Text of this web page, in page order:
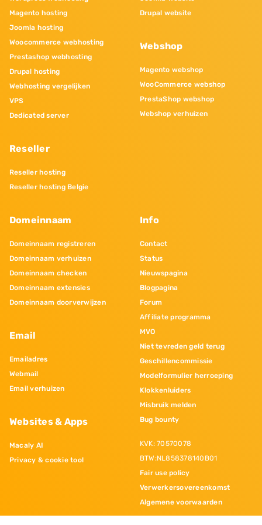
Magento hosting
Joomla hosting
Woocommerce webhosting
Prestashop webhosting
Drupal hosting
Webhosting vergelijken
VPS
Dedicated server
Reseller
Reseller hosting
Reseller hosting Belgie
Drupal website
Webshop
Magento webshop
WooCommerce webshop
PrestaShop webshop
Webshop verhuizen
Domeinnaam
Domeinnaam registreren
Domeinnaam verhuizen
Domeinnaam checken
Domeinnaam extensies
Domeinnaam doorverwijzen
Email
Emailadres
Webmail
Email verhuizen
Websites & Apps
Macaly AI
Privacy & cookie tool
Info
Contact
Status
Nieuwspagina
Blogpagina
Forum
Affiliate programma
MVO
Niet tevreden geld terug
Geschillencommissie
Modelformulier herroeping
Klokkenluiders
Misbruik melden
Bug bounty
KVK: 70570078
BTW:NL858378140B01
Fair use policy
Verwerkersovereenkomst
Algemene voorwaarden